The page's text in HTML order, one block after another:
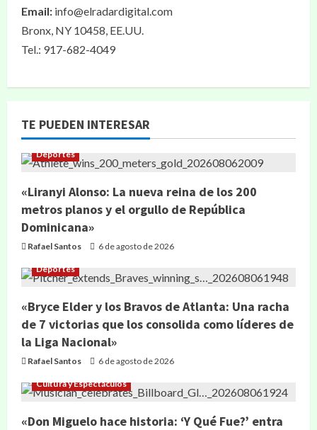
Email: info@elradardigital.com
Bronx, NY 10458, EE.UU.
Tel.: 917-682-4049
TE PUEDEN INTERESAR
Deportes
«Liranyi Alonso: La nueva reina de los 200
metros planos y el orgullo de República
Dominicana»
Rafael Santos 6 de agosto de 2026
Deportes
«Bryce Elder y los Bravos de Atlanta: Una racha
de 7 victorias que los consolida como líderes de
la Liga Nacional»
Rafael Santos 6 de agosto de 2026
Cultura y Espectáculos
«Don Miguelo hace historia: ‘Y Qué Fue?’ entra